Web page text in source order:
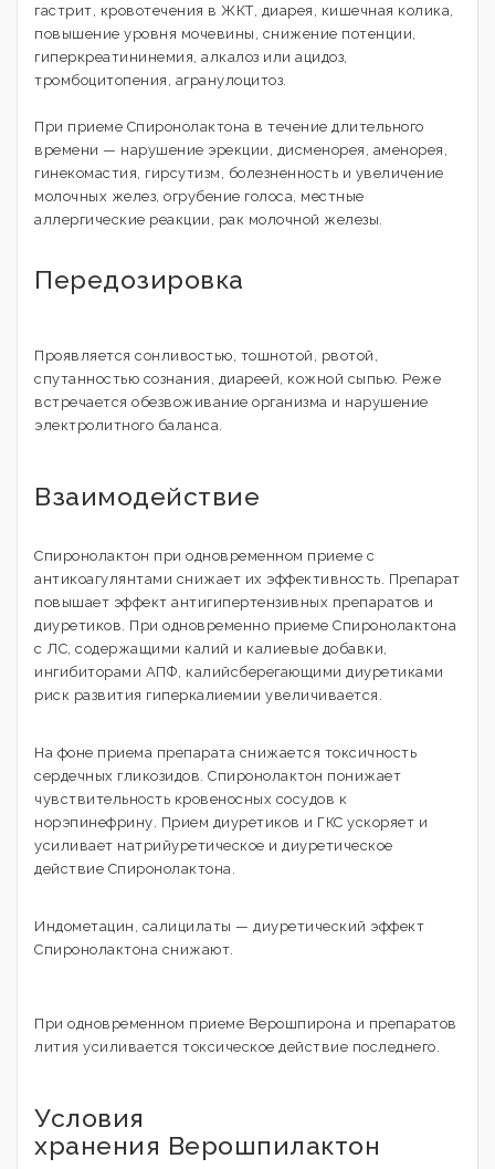
гастрит, кровотечения в ЖКТ, диарея, кишечная колика,
повышение уровня мочевины, снижение потенции,
гиперкреатининемия, алкалоз или ацидоз,
тромбоцитопения, агранулоцитоз.
При приеме Спиронолактона в течение длительного
времени — нарушение эрекции, дисменорея, аменорея,
гинекомастия, гирсутизм, болезненность и увеличение
молочных желез, огрубение голоса, местные
аллергические реакции, рак молочной железы.
Передозировка
Проявляется сонливостью, тошнотой, рвотой,
спутанностью сознания, диареей, кожной сыпью. Реже
встречается обезвоживание организма и нарушение
электролитного баланса.
Взаимодействие
Спиронолактон при одновременном приеме с
антикоагулянтами снижает их эффективность. Препарат
повышает эффект антигипертензивных препаратов и
диуретиков. При одновременно приеме Спиронолактона
с ЛС, содержащими калий и калиевые добавки,
ингибиторами АПФ, калийсберегающими диуретиками
риск развития гиперкалиемии увеличивается.
На фоне приема препарата снижается токсичность
сердечных гликозидов. Спиронолактон понижает
чувствительность кровеносных сосудов к
норэпинефрину. Прием диуретиков и ГКС ускоряет и
усиливает натрийуретическое и диуретическое
действие Спиронолактона.
Индометацин, салицилаты — диуретический эффект
Спиронолактона снижают.
При одновременном приеме Верошпирона и препаратов
лития усиливается токсическое действие последнего.
Условия
хранения Верошпилактон